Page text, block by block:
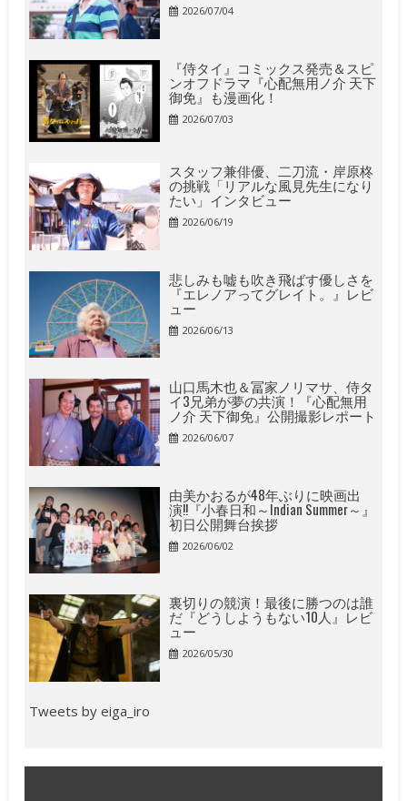
2026/07/04
『侍タイ』コミックス発売＆スピ
ンオフドラマ『心配無用ノ介 天下
御免』も漫画化！
2026/07/03
スタッフ兼俳優、二刀流・岸原柊
の挑戦「リアルな風見先生になり
たい」インタビュー
2026/06/19
悲しみも嘘も吹き飛ばす優しさを
『エレノアってグレイト。』レビ
ュー
2026/06/13
山口馬木也＆冨家ノリマサ、侍タ
イ3兄弟が夢の共演！『心配無用
ノ介 天下御免』公開撮影レポート
2026/06/07
由美かおるが48年ぶりに映画出
演!!『小春日和～Indian Summer～』
初日公開舞台挨拶
2026/06/02
裏切りの競演！最後に勝つのは誰
だ『どうしようもない10人』レビ
ュー
2026/05/30
Tweets by eiga_iro